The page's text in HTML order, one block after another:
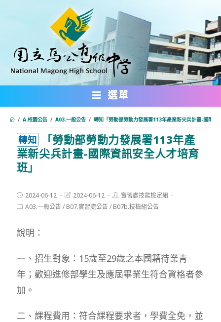
內
選單
/ A.校園公告 / A03.一般公告 / 轉知「勞動部勞動力發展署113年產業新尖兵計畫-國際資
轉知
「勞動部勞動力發展署113年產
業新尖兵計畫-國際資訊安全人才培育
班」
Post
published:
2024-06-12
Post
modified:
2024-06-12
Post
author:
實習處技能檢定組
PostA03.一般公告/ B07.實習處公告/ B07b.技檢組公告
說明：
一、招生對象：15歲至29歲之本國籍待業青
年；歡迎進修部學生及應屆畢業生符合資格者參
加。
二、課程費用：符合課程要求者，學費全免，並